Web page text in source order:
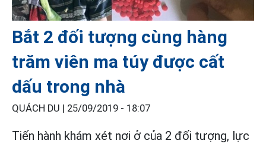
Bắt 2 đối tượng cùng hàng
trăm viên ma túy được cất
dấu trong nhà
QUÁCH DU | 25/09/2019 - 18:07
Tiến hành khám xét nơi ở của 2 đối tượng, lực